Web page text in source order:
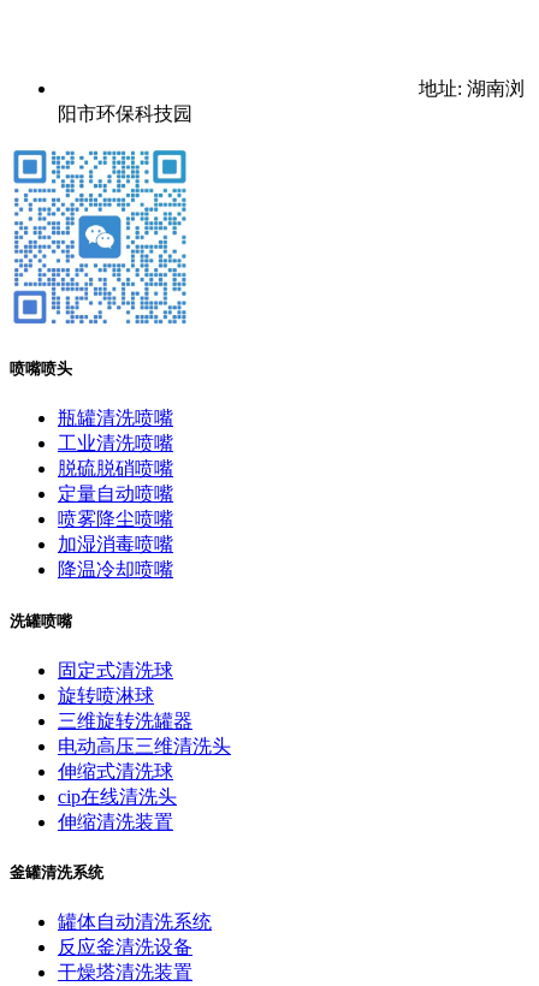
地址: 湖南浏
阳市环保科技园
喷嘴喷头
瓶罐清洗喷嘴
工业清洗喷嘴
脱硫脱硝喷嘴
定量自动喷嘴
喷雾降尘喷嘴
加湿消毒喷嘴
降温冷却喷嘴
洗罐喷嘴
固定式清洗球
旋转喷淋球
三维旋转洗罐器
电动高压三维清洗头
伸缩式清洗球
cip在线清洗头
伸缩清洗装置
釜罐清洗系统
罐体自动清洗系统
反应釜清洗设备
干燥塔清洗装置